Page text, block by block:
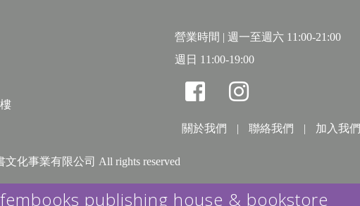
營業時間 | 週一至週六 11:00-21:00
週日 11:00-19:00
關於我們 | 聯絡我們 | 加入我們
文化事業有限公司 All rights reserved
publishing house & bookstore